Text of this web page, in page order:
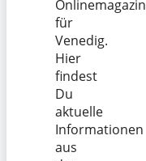
Onlinemagazin
für
Venedig.
Hier
findest
Du
aktuelle
Informationen
aus